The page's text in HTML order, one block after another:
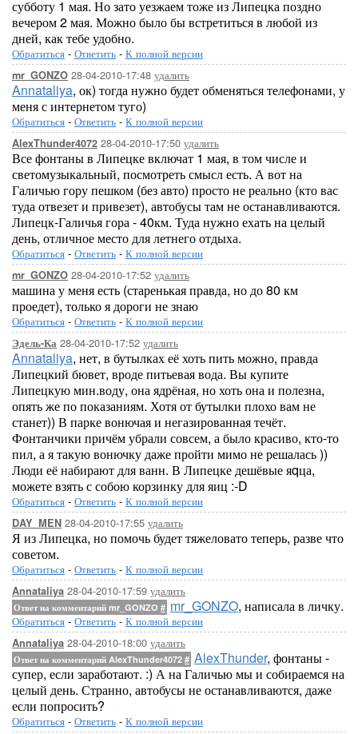
субботу 1 мая. Но зато уезжаем тоже из Липецка поздно
вечером 2 мая. Можно было бы встретиться в любой из
дней, как тебе удобно.
Обратиться - Ответить - К полной версии
mr_GONZO 28-04-2010-17:48 удалить
Annataliya, ок) тогда нужно будет обменяться телефонами, у
меня с интернетом туго)
Обратиться - Ответить - К полной версии
AlexThunder4072 28-04-2010-17:50 удалить
Все фонтаны в Липецке включат 1 мая, в том числе и
светомузыкальный, посмотреть смысл есть. А вот на
Галичью гору пешком (без авто) просто не реально (кто вас
туда отвезет и привезет), автобусы там не останавливаются.
Липецк-Галичья гора - 40км. Туда нужно ехать на целый
день, отличное место для летнего отдыха.
Обратиться - Ответить - К полной версии
mr_GONZO 28-04-2010-17:52 удалить
машина у меня есть (старенькая правда, но до 80 км
проедет), только я дороги не знаю
Обратиться - Ответить - К полной версии
Эдель-Ка 28-04-2010-17:52 удалить
Annataliya, нет, в бутылках её хоть пить можно, правда
Липецкий бювет, вроде питьевая вода. Вы купите
Липецкую мин.воду, она ядрёная, но хоть она и полезна,
опять же по показаниям. Хотя от бутылки плохо вам не
станет)) В парке вонючая и негазированная течёт.
Фонтанчики причём убрали совсем, а было красиво, кто-то
пил, а я такую вонючку даже пройти мимо не решалась ))
Люди её набирают для ванн. В Липецке дешёвые яqца,
можете взять с собою корзинку для яиц :-D
Обратиться - Ответить - К полной версии
DAY_MEN 28-04-2010-17:55 удалить
Я из Липецка, но помочь будет тяжеловато теперь, разве что
советом.
Обратиться - Ответить - К полной версии
Annataliya 28-04-2010-17:59 удалить
Ответ на комментарий mr_GONZO # mr_GONZO, написала в личку.
Обратиться - Ответить - К полной версии
Annataliya 28-04-2010-18:00 удалить
Ответ на комментарий AlexThunder4072 # AlexThunder, фонтаны -
супер, если заработают. :) А на Галичью мы и собираемся на
целый день. Странно, автобусы не останавливаются, даже
если попросить?
Обратиться - Ответить - К полной версии